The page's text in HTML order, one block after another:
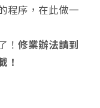
程序，在此做一
！修業辦法請到
！